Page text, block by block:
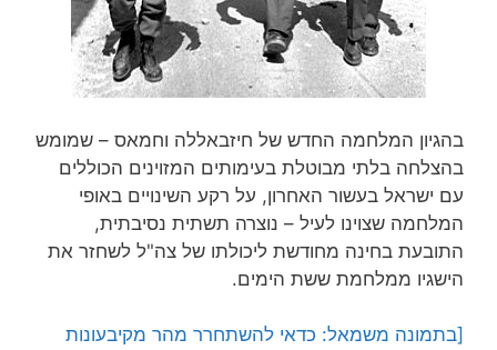
בהגיון המלחמה החדש של חיזבאללה וחמאס – שמומש
בהצלחה בלתי מבוטלת בעימותים המזוינים הכוללים
עם ישראל בעשור האחרון, על רקע השינויים באופי
המלחמה שצוינו לעיל – נוצרה תשתית נסיבתית,
התובעת בחינה מחודשת ליכולתו של צה"ל לשחזר את
הישגיו ממלחמת ששת הימים.
[בתמונה משמאל: כדאי להשתחרר מהר מקיבעונות